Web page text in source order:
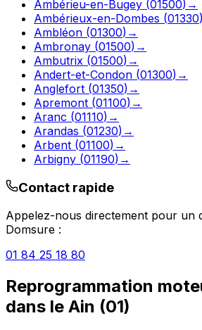
Ambérieu-en-Bugey (01500) →
Ambérieux-en-Dombes (01330)
Ambléon (01300) →
Ambronay (01500) →
Ambutrix (01500) →
Andert-et-Condon (01300) →
Anglefort (01350) →
Apremont (01100) →
Aranc (01110) →
Arandas (01230) →
Arbent (01100) →
Arbigny (01190) →
Contact rapide
Appelez-nous directement pour un
Domsure :
01 84 25 18 80
Reprogrammation
dans le Ain (01)